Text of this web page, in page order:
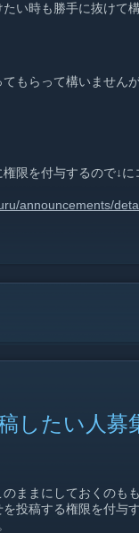
い時も勝手に抜けて
もらって構いません
限を付与するので↓
announcements/
したい人募
ままにしておくのも
投稿する権限を付与